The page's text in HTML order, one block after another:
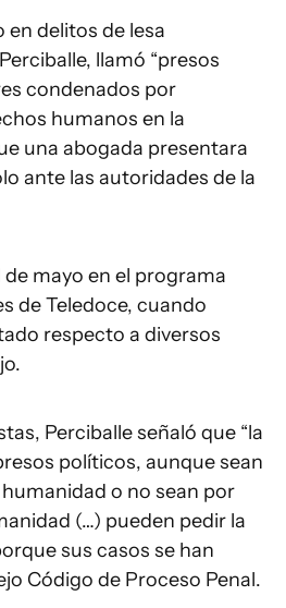
en delitos de lesa
llamó “presos
condenados por
humanos en la
una abogada presentara
ante las autoridades de la
de mayo en el programa
de Teledoce, cuando
respecto a diversos
Perciballe señaló que “la
políticos, aunque sean
o no sean por
(…) pueden pedir la
sus casos se han
Código de Proceso Penal.